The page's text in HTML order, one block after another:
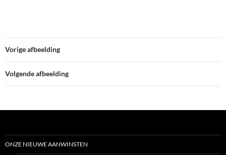
Vorige afbeelding
Volgende afbeelding
ONZE NIEUWE AANWINSTEN